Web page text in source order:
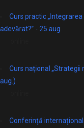
Curs practic
adevărat?” - 25 aug.
Curs național „Strategii
aug.)
Conferință